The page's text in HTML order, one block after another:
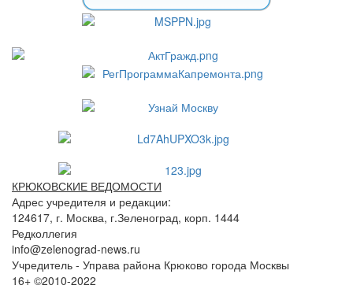
КРЮКОВСКИЕ ВЕДОМОСТИ
Адрес учредителя и редакции:
124617, г. Москва, г.Зеленоград, корп. 1444
Редколлегия
info@zelenograd-news.ru
Учредитель - Управа района Крюково города Москвы
16+ ©2010-2022